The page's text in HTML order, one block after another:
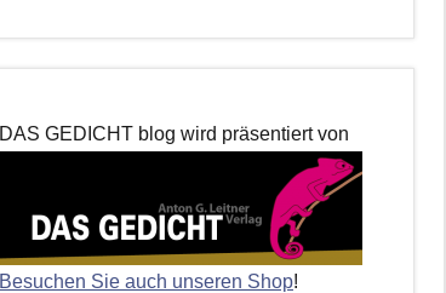
DAS GEDICHT blog wird präsentiert von
Besuchen Sie auch unseren Shop!